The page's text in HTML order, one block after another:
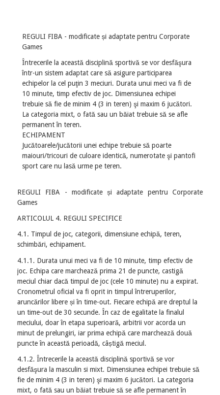
REGULI FIBA - modificate și adaptate pentru Corporate
Games
Întrecerile la această disciplină sportivă se vor desfăşura
într-un sistem adaptat care să asigure participarea
echipelor la cel puţin 3 meciuri. Durata unui meci va fi de
10 minute, timp efectiv de joc. Dimensiunea echipei
trebuie să fie de minim 4 (3 in teren) şi maxim 6 jucători.
La categoria mixt, o fată sau un băiat trebuie să se afle
permanent în teren.
ECHIPAMENT
Jucătoarele/jucătorii unei echipe trebuie să poarte
maiouri/tricouri de culoare identică, numerotate şi pantofi
sport care nu lasă urme pe teren.
REGULI FIBA - modificate și adaptate pentru Corporate
Games
ARTICOLUL 4. REGULI SPECIFICE
4.1. Timpul de joc, categorii, dimensiune echipă, teren,
schimbări, echipament.
4.1.1. Durata unui meci va fi de 10 minute, timp efectiv de
joc. Echipa care marchează prima 21 de puncte, castigă
meciul chiar dacă timpul de joc (cele 10 minute) nu a expirat.
Cronometrul oficial va fi oprit in timpul întreruperilor,
aruncărilor libere și în time-out. Fiecare echipă are dreptul la
un time-out de 30 secunde. În caz de egalitate la finalul
meciului, doar în etapa superioară, arbitrii vor acorda un
minut de prelungiri, iar prima echipă care marchează două
puncte în această perioadă, câștigă meciul.
4.1.2. Întrecerile la această disciplină sportivă se vor
desfăşura la masculin si mixt. Dimensiunea echipei trebuie să
fie de minim 4 (3 in teren) şi maxim 6 jucători. La categoria
mixt, o fată sau un băiat trebuie să se afle permanent în